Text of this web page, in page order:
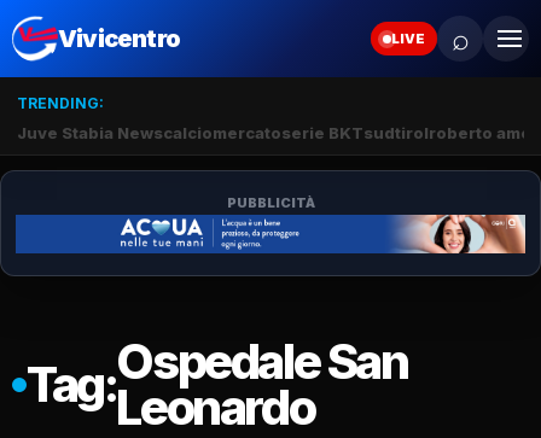
Vivicentro LIVE ⌕
TRENDING:
Juve Stabia Newscalciomercatoserie BKTsudtirolroberto
PUBBLICITÀ
Tag:Ospedale San
Leonardo